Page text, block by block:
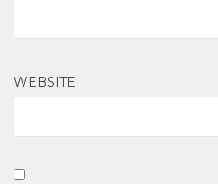
WEBSITE